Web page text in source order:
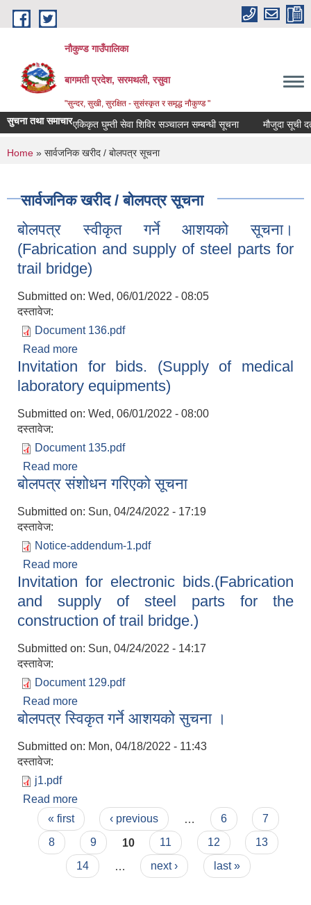
Skip to main content
नौकुण्ड गाउँपालिका
बागमती प्रदेश, सरमथली, रसुवा
"सुन्दर, सुखी, सुरक्षित - सुसंस्कृत र समृद्ध नौकुण्ड "
सुचना तथा समाचारएकिकृत घुम्ती सेवा शिविर सञ्‍चालन सम्बन्धी सूचना मौजुदा सूची
You are here
Home » सार्वजनिक खरीद / बोलपत्र सूचना
सार्वजनिक खरीद / बोलपत्र सूचना
बोलपत्र स्वीकृत गर्ने आशयको सूचना।
(Fabrication and supply of steel parts for
trail bridge)
Submitted on: Wed, 06/01/2022 - 08:05
दस्तावेज:
Document 136.pdf
Read more
(Fabrication and supply of steel parts for trail
Invitation for bids. (Supply of medical
laboratory equipments)
Submitted on: Wed, 06/01/2022 - 08:00
दस्तावेज:
Document 135.pdf
Read more
laboratory equipments)
बोलपत्र संशोधन गरिएको सूचना
Submitted on: Sun, 04/24/2022 - 17:19
दस्तावेज:
Notice-addendum-1.pdf
Read more
Invitation for electronic bids.(Fabrication
and supply of steel parts for the
construction of trail bridge.)
Submitted on: Sun, 04/24/2022 - 14:17
दस्तावेज:
Document 129.pdf
Read more
and supply of steel parts for the construction of
बोलपत्र स्विकृत गर्ने आशयको सुचना ।
Submitted on: Mon, 04/18/2022 - 11:43
दस्तावेज:
j1.pdf
Read more
Pages
« first ‹ previous 6
7
8
9 10 11 12
13
14
next › last »